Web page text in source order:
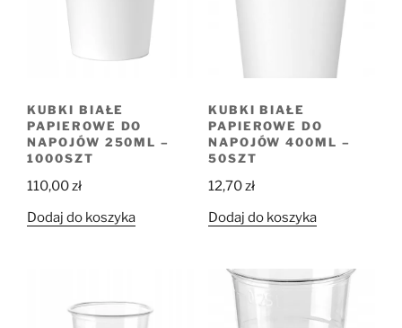
KUBKI BIAŁE
PAPIEROWE DO
NAPOJÓW 250ML –
1000SZT
110,00zł
Dodaj do koszyka
KUBKI BIAŁE
PAPIEROWE DO
NAPOJÓW 400ML –
50SZT
12,70zł
Dodaj do koszyka